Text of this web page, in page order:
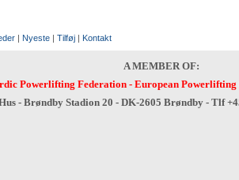
| Nyeste | Tilføj | Kontakt
A MEMBER OF:
Powerlifting Federation- European Powerlifting
- Brøndby Stadion 20 - DK-2605 Brøndby - Tlf